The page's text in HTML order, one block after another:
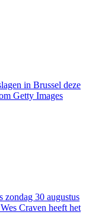
in Brussel deze
Getty Images
zondag 30 augustus
Craven heeft het